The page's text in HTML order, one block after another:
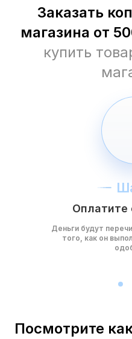
Заказать
магазина от
купить
Оплатите
Деньги будут
того, как он
Посмотрите